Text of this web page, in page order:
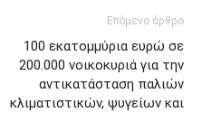
Επόμενο άρθρο
100 εκατομμύρια ευρώ σε
200.000 νοικοκυριά για την
αντικατάσταση παλιών
κλιματιστικών, ψυγείων και